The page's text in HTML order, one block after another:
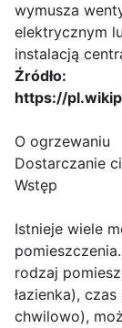
wymusza
elektrycznym
instalacją
Źródło:
https://
O ogrzewaniu
Dostarczanie
Wstęp
Istnieje wiele
rodzaj
łazienka),
chwilowo),